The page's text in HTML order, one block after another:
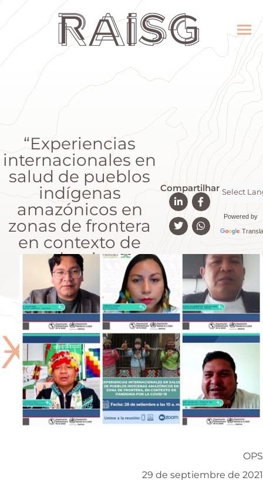
“Experiencias
internacionales en
salud de pueblos
indígenas
amazónicos en
zonas de frontera
en contexto de
pandemia por
COVID-19”
Compartilhar
Powered by
Ӿ
OPS
29 de septiembre de 2021